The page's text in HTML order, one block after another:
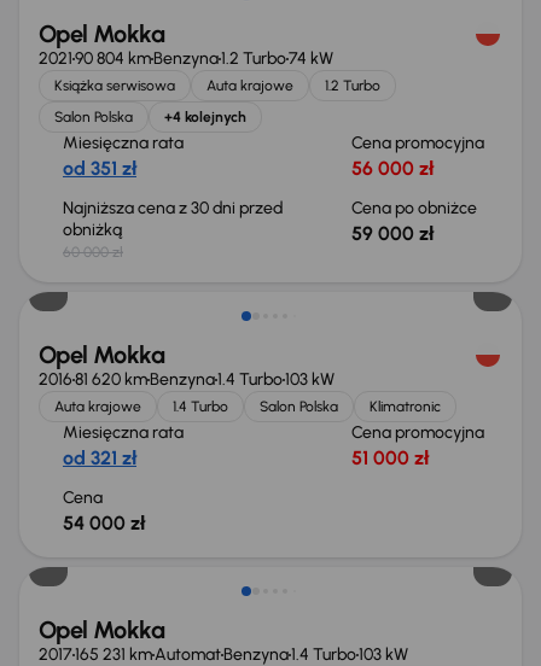
Opel Mokka
202190 804 kmBenzyna1.2 Turbo74 kW
Książka serwisowa Auta krajowe
1.2 Turbo
Salon Polska
+4 kolejnych
Miesięczna rata
od 351 zł
Cena promocyjna
56 000 zł
Najniższa cena z 30 dni przed
obniżką
60 000 zł
Cena po obniżce
59 000 zł
Opel Mokka
201681 620 kmBenzyna1.4 Turbo103 kW
Auta krajowe 1.4 Turbo Salon Polska Klimatronic
Miesięczna rata
od 321 zł
Cena promocyjna
51 000 zł
Cena
54 000 zł
Taniej o 1 000 zł
Opel Mokka
2017165 231 kmAutomatBenzyna1.4 Turbo103 kW